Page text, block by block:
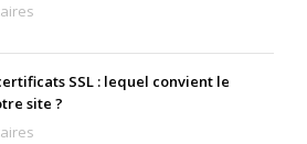
SSL : lequel convient le
site ?